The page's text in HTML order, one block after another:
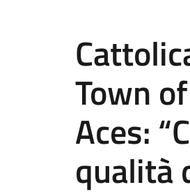
Town
Aces:
qualità